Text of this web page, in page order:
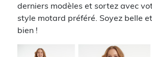
derniers modèles et sortez avec
style motard préféré. Soyez belle
bien !